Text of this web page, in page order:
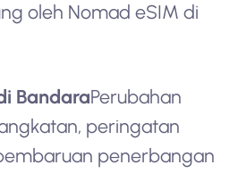
oleh Nomad eSIM di
BandaraPerubahan
peringatan
penerbangan